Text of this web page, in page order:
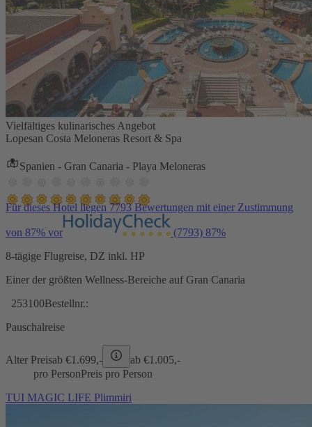
Vielfältiges kulinarisches Angebot
Lopesan Costa Meloneras Resort & Spa
Spanien - Gran Canaria - Playa Meloneras
Für dieses Hotel liegen 7793 Bewertungen mit einer Zustimmung
von 87% vor (7793) 87%
8-tägige Flugreise, DZ inkl. HP
Einer der größten Wellness-Bereiche auf Gran Canaria
253100Bestellnr.:
Pauschalreise
Alter Preisab €1.699,- ab €1.005,-
pro PersonPreis pro Person
TUI MAGIC LIFE Plimmiri